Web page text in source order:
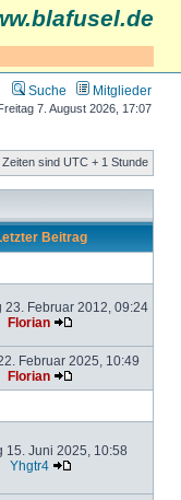
Suche Mitglieder
7. August 2026, 17:07
Zeiten sind UTC + 1 Stunde
Beitrag
23. Februar 2012, 09:24
Florian
Februar 2025, 10:49
Florian
15. Juni 2025, 10:58
Yhgtr4